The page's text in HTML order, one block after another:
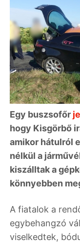
Egy buszsofőr
hogy Kisgörbő
amikor hátulról
nélkül a
kiszálltak a
könnyebben
A fiatalok a
egybehangzó
viselkedtek,